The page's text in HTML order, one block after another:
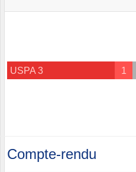
USPA 3 1
Compte-rendu